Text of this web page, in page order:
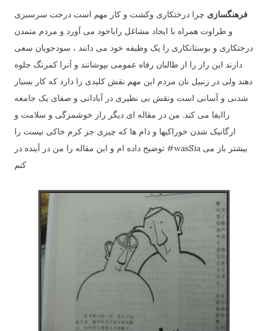
فرهنگسازی چرا درختکاری وکشت و کار مهم است درخت سرسبزی
و طراوت همراه با ایجاد مشاغل راباخود می آورد و مردم متمدن
درختکاری و بوستانکاری را یک وظیفه خود می دانند ، سودجویان سعی
دارند این راز را از طالبان رفاه عمومی بپوشانند و آنرا کمرنگ جلوه
دهند ولی در زنبیل نان مردم این مهم نقش کلیدی را دارد که کار بسیار
شدنی و آسانی است ونقش بی نظیری در آبادانی و صفای یک جامعه
راایفا می کند. من در مقاله ای دیگر راز خوشمزگی و سلامت و
ارگانیک شدن خوراکیها و دام ها که چیزی جز کرم خاکی نیست را
توضیح داده ام و این مقاله را من در آینده در #wasSia بیشتر باز می
کنم